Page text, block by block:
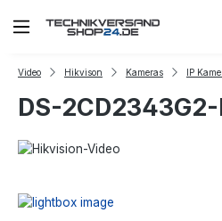
Zum Hauptinhalt springen
Video Hikvison Kameras IP
DS-